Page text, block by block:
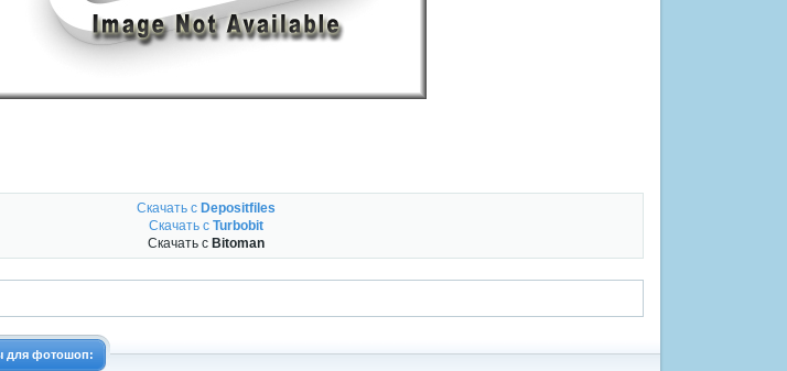
Скачать с Depositfiles
Скачать с Turbobit
Скачать с Bitoman
для фотошоп: